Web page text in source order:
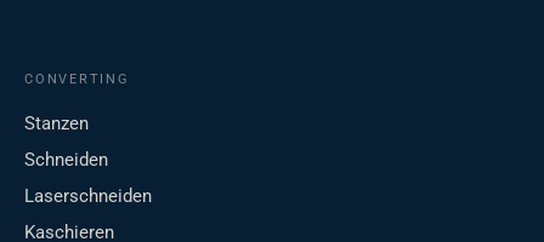
CONVERTING
Stanzen
Schneiden
Laserschneiden
Kaschieren